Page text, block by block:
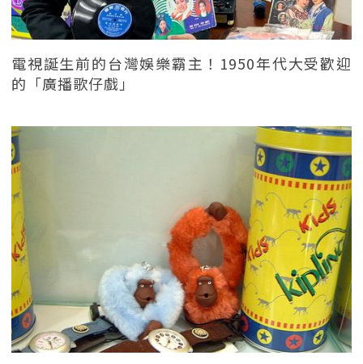
電視誕生前的台灣娛樂霸主！1950年代大受歡迎
的「廣播歌仔戲」